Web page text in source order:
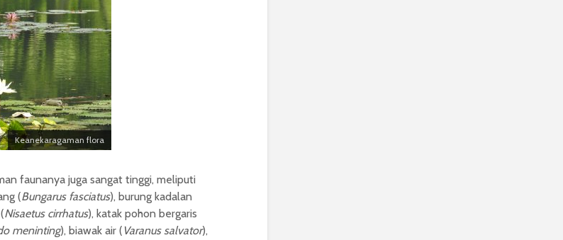
Keanekaragaman flora
faunanya juga sangat tinggi, meliputi
(Bungarus fasciatus), burung kadalan
Nisaetus cirrhatus), katak pohon bergaris
meninting), biawak air ( Varanus salvator),